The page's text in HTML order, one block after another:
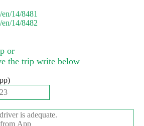
14/8481
14/8482
or
the trip write below